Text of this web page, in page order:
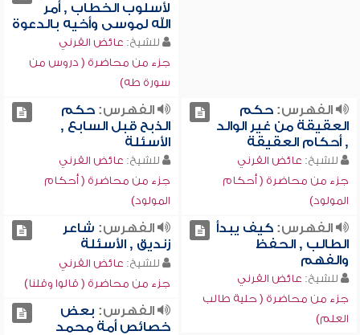
لأسلوب الخطاب , أمر
الله لموسى وأخيه بالدعوة
للشيخ: عائض القرني
جزء من محاضرة ( دروس من
سورة طه)
الفهرس:حكم
العقيقة من غير الوالد
, أحكام العقيقة
للشيخ: عائض القرني
جزء من محاضرة ( أحكام
المولود)
الفهرس:حكم
الذبح قبل السابع ,
الأسئلة
للشيخ: عائض القرني
جزء من محاضرة ( أحكام
المولود)
الفهرس:كيف يبدأ
الطالب , الحفظ
والفهم
للشيخ: عائض القرني
جزء من محاضرة ( حلية طالب
العلم)
الفهرس: شاعر
زنديق , الأسئلة
للشيخ: عائض القرني
جزء من محاضرة ( قالوا وقلنا)
الفهرس: بعض
خصائص أمة محمد